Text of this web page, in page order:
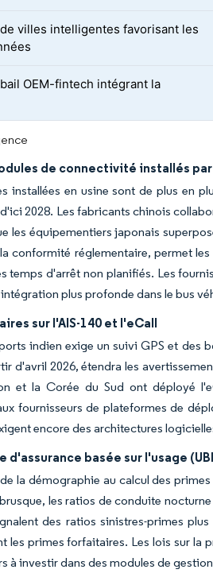
villes intelligentes favorisant les
OEM-fintech intégrant la
de connectivité installés
installées en usine sont de plus en
2028. Les fabricants chinois
les équipementiers japonais
conformité réglementaire, permet
temps d'arrêt non planifiés. Les
plus profonde dans le bus
sur l'AIS-140 et l'eCall
indien exige un suivi GPS et des
d'avril 2026, étendra les
et la Corée du Sud ont déployé
fournisseurs de plateformes de
encore des architectures
d'assurance basée sur l'usage
la démographie au calcul des
les ratios de conduite
des ratios sinistres-primes
les primes forfaitaires. Les lois sur
à investir dans des modules de